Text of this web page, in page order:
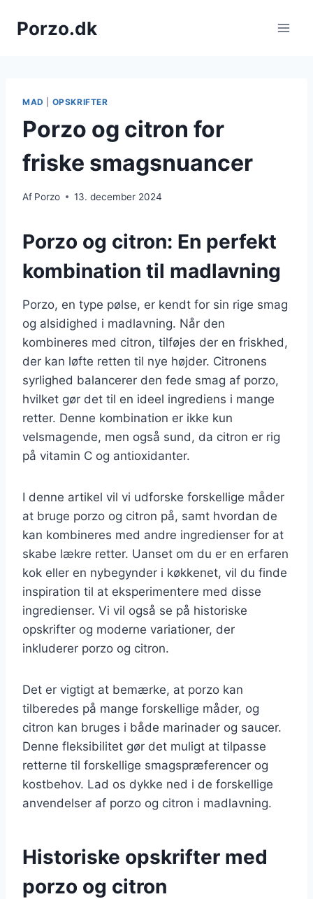
Porzo.dk
MAD OPSKRIFTER
Porzo og citron for
friske smagsnuancer
Af Porzo 13. december 2024
Porzo og citron: En perfekt
kombination til madlavning
Porzo, en type pølse, er kendt for sin rige smag
og alsidighed i madlavning. Når den
kombineres med citron, tilføjes der en friskhed,
der kan løfte retten til nye højder. Citronens
syrlighed balancerer den fede smag af porzo,
hvilket gør det til en ideel ingrediens i mange
retter. Denne kombination er ikke kun
velsmagende, men også sund, da citron er rig
på vitamin C og antioxidanter.
I denne artikel vil vi udforske forskellige måder
at bruge porzo og citron på, samt hvordan de
kan kombineres med andre ingredienser for at
skabe lækre retter. Uanset om du er en erfaren
kok eller en nybegynder i køkkenet, vil du finde
inspiration til at eksperimentere med disse
ingredienser. Vi vil også se på historiske
opskrifter og moderne variationer, der
inkluderer porzo og citron.
Det er vigtigt at bemærke, at porzo kan
tilberedes på mange forskellige måder, og
citron kan bruges i både marinader og saucer.
Denne fleksibilitet gør det muligt at tilpasse
retterne til forskellige smagspræferencer og
kostbehov. Lad os dykke ned i de forskellige
anvendelser af porzo og citron i madlavning.
Historiske opskrifter med
porzo og citron